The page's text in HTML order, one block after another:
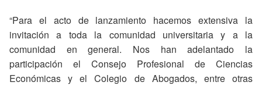
“Para el acto de lanzamiento hacemos extensiva la
invitación a toda la comunidad universitaria y a la
comunidad en general. Nos han adelantado la
participación el Consejo Profesional de Ciencias
Económicas y el Colegio de Abogados, entre otras